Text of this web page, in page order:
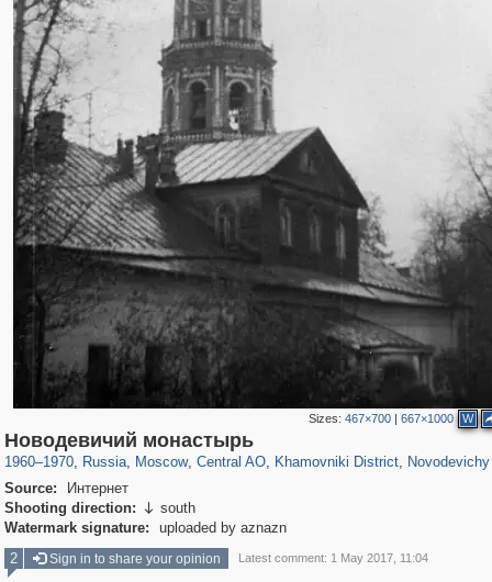
Sizes: 467×700| 667×1000 W
Новодевичий монастырь
1960–1970, Russia
1,407,780 29,263
, Moscow
319,968 8,295
, Central AO
160,055 5,920
, Khamovniki District,
71
Source:
Интернет
Shooting direction:  south
Watermark signature:
uploaded by aznazn
2
Sign in to share your opinion Latest comment: 1 May 2017, 11:04